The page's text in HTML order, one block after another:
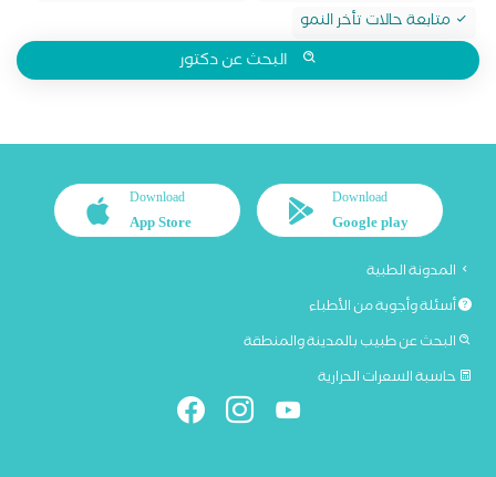
متابعة حالات تأخر النمو
البحث عن دكتور
Download
Google play
Download
App Store
المدونة الطبية
أسئلة وأجوبة من الأطباء
البحث عن طبيب بالمدينة والمنطقة
حاسبة السعرات الحرارية